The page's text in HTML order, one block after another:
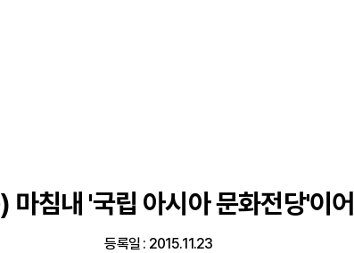
침내 '국립 아시아 문화전당'이
등록일 : 2015.11.23